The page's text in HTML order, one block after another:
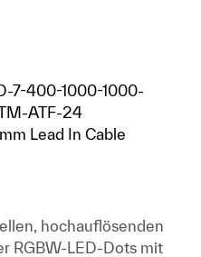
7-400-1000-1000-
ATF-24
Lead In Cable
hochauflösenden
RGBW-LED-Dots mit